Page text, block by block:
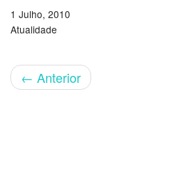
1 Julho, 2010
Atualidade
← Anterior